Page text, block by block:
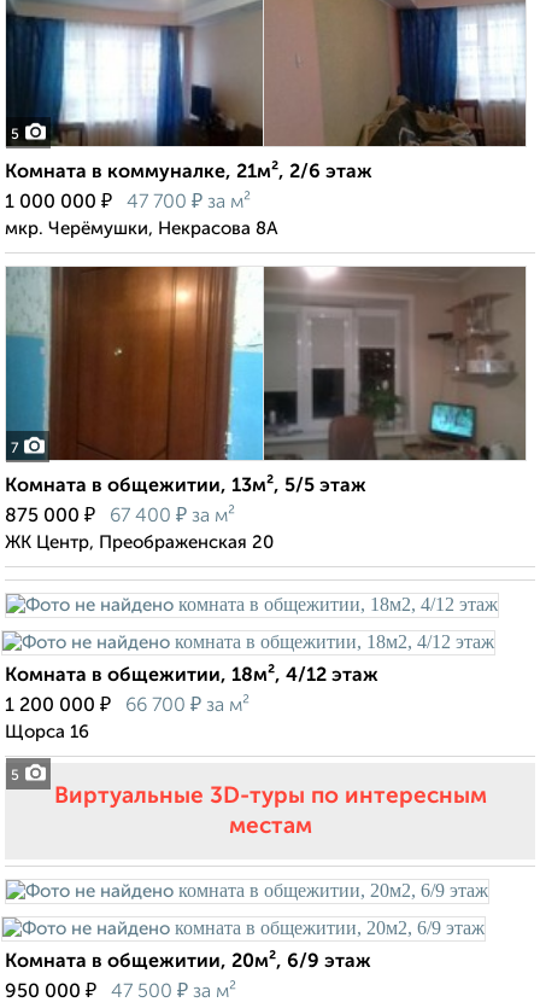
5
Комната в коммуналке, 21м², 2/6 этаж
1 000 000 ₽ 47 700 ₽ за м²
мкр. Черёмушки, Некрасова 8А
7
Комната в общежитии, 13м², 5/5 этаж
875 000 ₽ 67 400 ₽ за м²
ЖК Центр, Преображенская 20
5
Комната в общежитии, 18м², 4/12 этаж
1 200 000 ₽ 66 700 ₽ за м²
Щорса 16
Виртуальные 3D-туры по интересным
местам
Комната в общежитии, 20м², 6/9 этаж
950 000 ₽ 47 500 ₽ за м²